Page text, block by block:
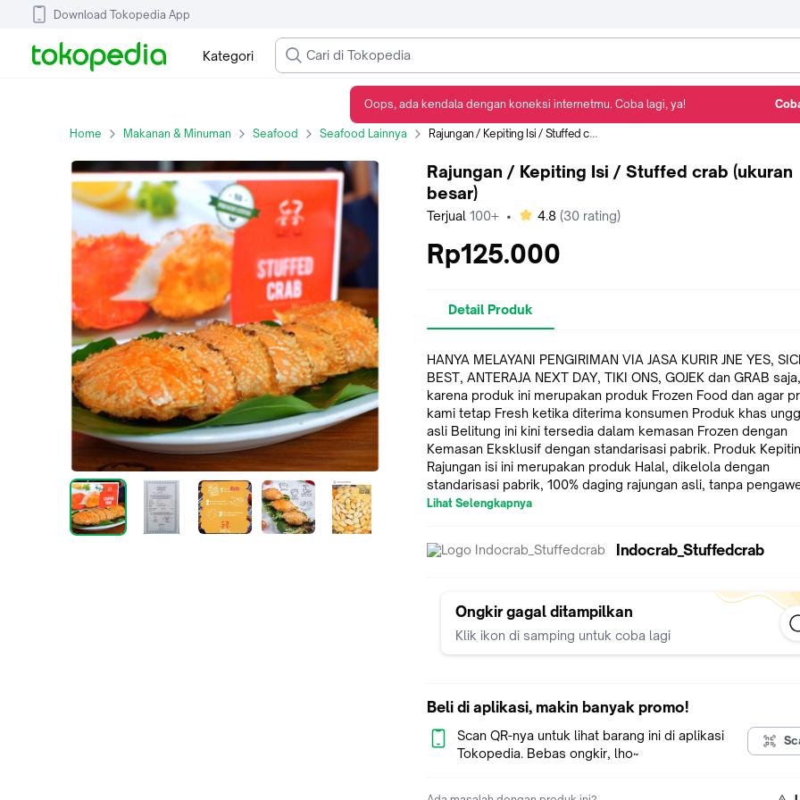
Download Tokopedia App
Kategori
Home Makanan & Minuman Seafood Seafood Lainnya Rajungan / Kepiting Isi / Stuffed crab (ukuran besar)
Rajungan / Kepiting Isi / Stuffed crab (ukuran
besar)
Terjual 100+ • bintang
4.8 (30 rating)
Rp125.000
Detail Produk
HANYA MELAYANI PENGIRIMAN VIA JASA KURIR JNE YES,
BEST, ANTERAJA NEXT DAY, TIKI ONS, GOJEK dan GRAB saja,
karena produk ini merupakan produk Frozen Food dan agar
kami tetap Fresh ketika diterima konsumen Produk khas unggulan
asli Belitung ini kini tersedia dalam kemasan Frozen dengan
Kemasan Eksklusif dengan standarisasi pabrik. Produk Kepiting isi /
Rajungan isi ini merupakan produk Halal, dikelola dengan
standarisasi pabrik, 100% daging rajungan asli, tanpa
sdh mendapatkan ijin edar BPOM RI, sehingga menjamin
plastik vacum sehingga mutu dan tekstur tetap terjaga.
perkedel, atau dipanaskan di atas teflon, bisa langsung di
microwave, atau kukus 10 menit. Selamat menikmati cara baru untuk
menikmati kepiting isi / rajungan isi. Satu tidak akan cukup,
Lihat Selengkapnya
Indocrab_Stuffedcrab
Ongkir gagal ditampilkan
Klik ikon di samping untuk coba lagi
Beli di aplikasi, makin banyak promo!
Scan QR-nya untuk lihat barang ini di aplikasi
Tokopedia. Bebas ongkir, lho~
Oops, ada kendala dengan koneksi internetmu. Coba lagi, ya!